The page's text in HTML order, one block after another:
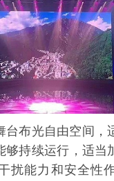
台布光自由空间，
够持续运行，适当
扰能力和安全性